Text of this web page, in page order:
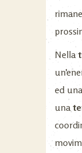
Nella
ed
una